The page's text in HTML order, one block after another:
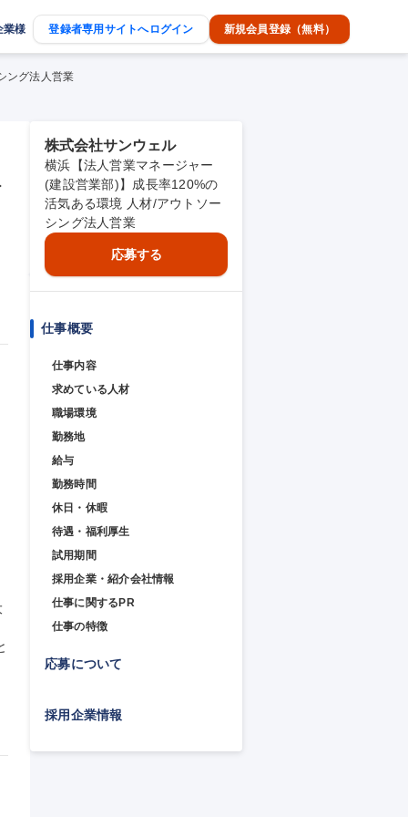
業様 登録者専用サイトへログイン 新規会員登録（無料）
ング法人営業
株式会社サンウェル
横浜【法人営業マネージャー
(建設営業部)】成長率120%の
活気ある環境 人材/アウトソー
シング法人営業
応募する
仕事概要
仕事内容
求めている人材
職場環境
勤務地
給与
勤務時間
休日・休暇
待遇・福利厚生
試用期間
採用企業・紹介会社情報
仕事に関するPR
仕事の特徴
応募について
採用企業情報